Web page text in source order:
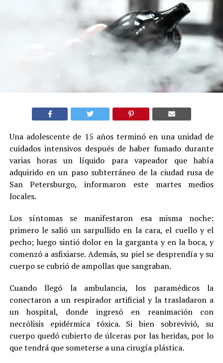
Una adolescente de 15 años terminó en una unidad de
cuidados intensivos después de haber fumado durante
varias horas un líquido para vapeador que había
adquirido en un paso subterráneo de la ciudad rusa de
San Petersburgo, informaron este martes medios
locales.
Los síntomas se manifestaron esa misma noche:
primero le salió un sarpullido en la cara, el cuello y el
pecho; luego sintió dolor en la garganta y en la boca, y
comenzó a asfixiarse. Además, su piel se desprendía y su
cuerpo se cubrió de ampollas que sangraban.
Cuando llegó la ambulancia, los paramédicos la
conectaron a un respirador artificial y la trasladaron a
un hospital, donde ingresó en reanimación con
necrólisis epidérmica tóxica. Si bien sobrevivió, su
cuerpo quedó cubierto de úlceras por las heridas, por lo
que tendrá que someterse a una cirugía plástica.